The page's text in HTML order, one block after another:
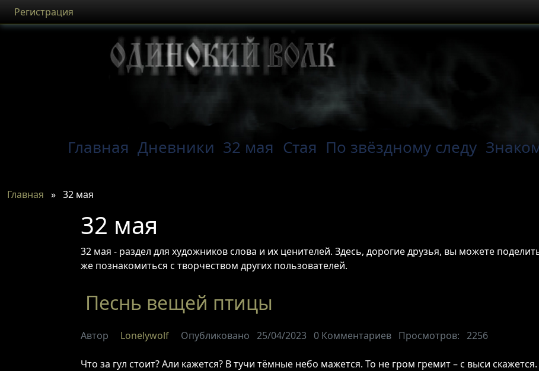
Регистрация
Главная Дневники 32 мая Стая По звёздному следу
Главная » 32 мая
32 мая
32 мая - раздел для художников слова и их ценителей. Здесь, дорогие друзья, вы можете
же познакомиться с творчеством других пользователей.
Песнь вещей птицы
Автор Lonelywolf Опубликовано 25/04/2023 0 Комментариев Просмотров: 2256
Что за гул стоит? Али кажется? В тучи тёмные небо мажется. То не гром гремит – с выси